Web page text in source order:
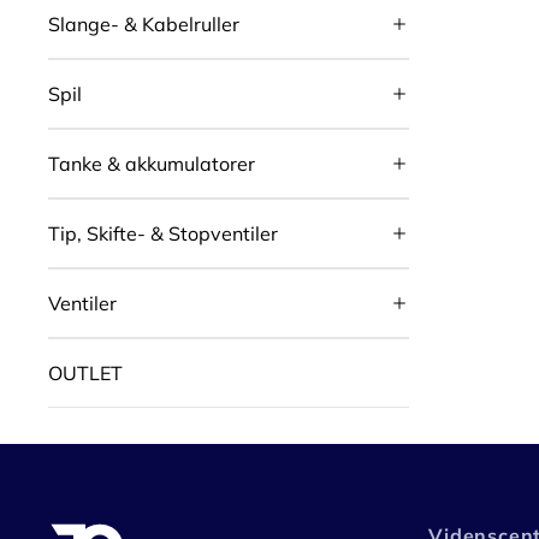
Slange- & Kabelruller
Spil
Tanke & akkumulatorer
Tip, Skifte- & Stopventiler
Ventiler
OUTLET